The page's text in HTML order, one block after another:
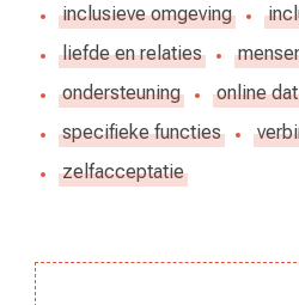
inclusieve omgeving
liefde en relaties
ondersteuning
online
specifieke functies
zelfacceptatie